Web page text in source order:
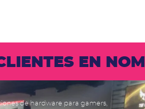
EN
de hardware para gamers,